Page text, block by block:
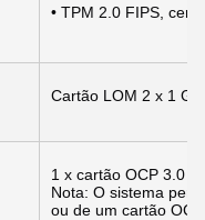
• TPM 2.0 FIPS,
Cartão LOM 2 x 1
1 x cartão OCP 3.0
Nota: O sistema
ou de um cartão